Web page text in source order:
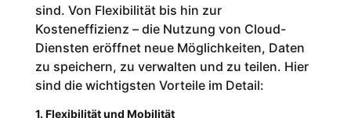
sind. Von Flexibilität bis hin zur
Kosteneffizienz – die Nutzung von Cloud-
Diensten eröffnet neue Möglichkeiten, Daten
zu speichern, zu verwalten und zu teilen. Hier
sind die wichtigsten Vorteile im Detail:
1. Flexibilität und Mobilität